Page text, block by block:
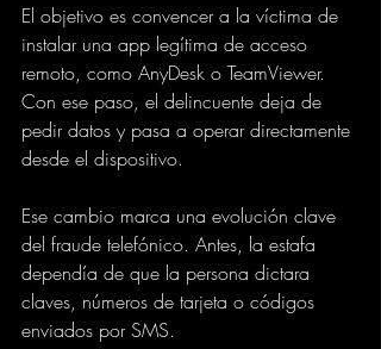
El objetivo es convencer a la víctima de
instalar una app legítima de acceso
remoto, como AnyDesk o TeamViewer.
Con ese paso, el delincuente deja de
pedir datos y pasa a operar directamente
desde el dispositivo.
Ese cambio marca una evolución clave
del fraude telefónico. Antes, la estafa
dependía de que la persona dictara
claves, números de tarjeta o códigos
enviados por SMS.